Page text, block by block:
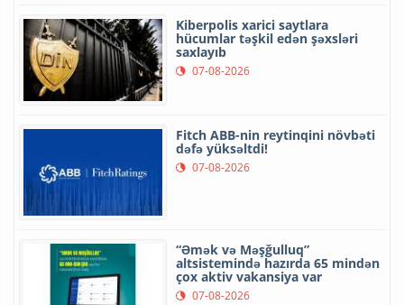
Kiberpolis xarici saytlara
hücumlar təşkil edən şəxsləri
saxlayıb
07-08-2026
Fitch ABB-nin reytinqini növbəti
dəfə yüksəltdi!
07-08-2026
“Əmək və Məşğulluq”
altsistemində hazırda 65 mindən
çox aktiv vakansiya var
07-08-2026